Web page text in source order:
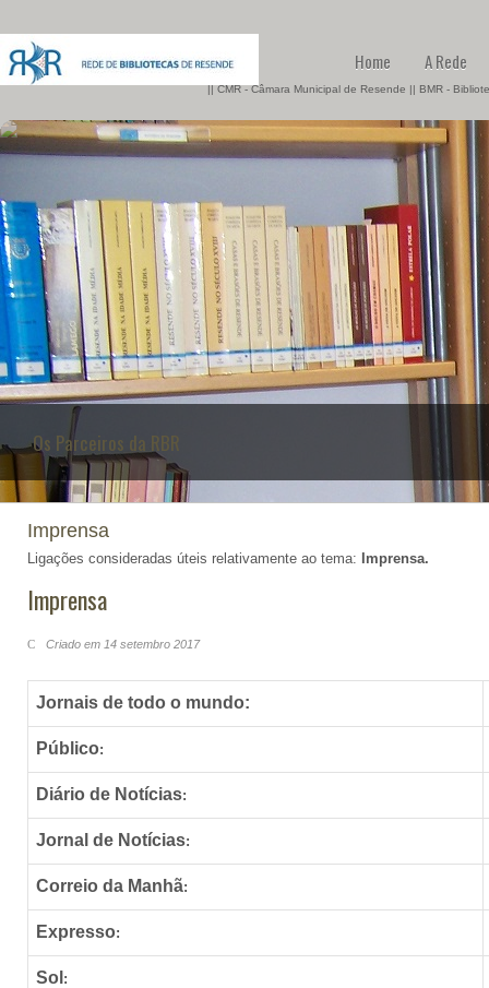
Home A Rede
|| CMR - Câmara Municipal de Resende || BMR -
Os Parceiros da RBR
Imprensa
Ligações consideradas úteis relativamente ao tema: Imprensa.
Imprensa
Criado em 14 setembro 2017
Jornais de todo o mundo:
Público:
Diário de Notícias:
Jornal de Notícias:
Correio da Manhã:
Expresso:
Sol :